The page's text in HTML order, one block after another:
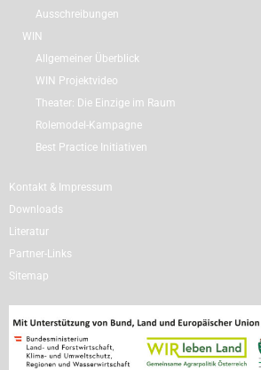
Ausschreibungen
WIN
Allgemeiner Überblick
WIN Projektvideo
Theater: Die Einzige im Raum
Rolemodel-Kampagne
Best Practice Initiativen
Kontakt & Impressum
Downloads
Literatur
Partner-Links
Sitemap